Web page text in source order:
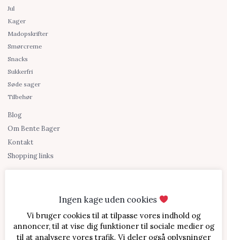
Jul
Kager
Madopskrifter
Smørcreme
Snacks
Sukkerfri
Søde sager
Tilbehør
Blog
Om Bente Bager
Kontakt
Shopping links
Ingen kage uden cookies
Vi bruger cookies til at tilpasse vores indhold og
annoncer, til at vise dig funktioner til sociale medier og
til at analysere vores trafik. Vi deler også oplysninger